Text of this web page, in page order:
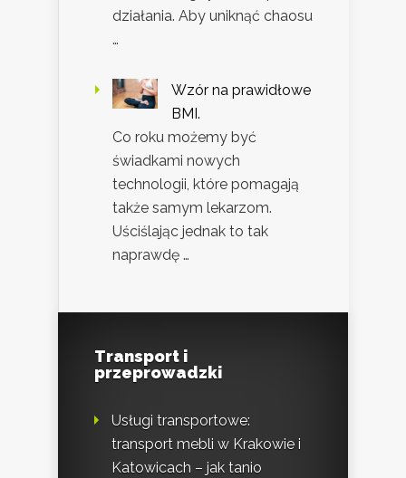
działania. Aby uniknąć chaosu
…
Wzór na prawidłowe
BMI.
Co roku możemy być
świadkami nowych
technologii, które pomagają
także samym lekarzom.
Uściślając jednak to tak
naprawdę …
Transport i
przeprowadzki
Usługi transportowe:
transport mebli w Krakowie i
Katowicach – jak tanio